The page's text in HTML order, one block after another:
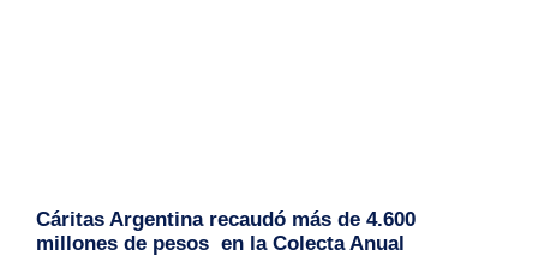
Cáritas Argentina recaudó más de 4.600
millones de pesos en la Colecta Anual